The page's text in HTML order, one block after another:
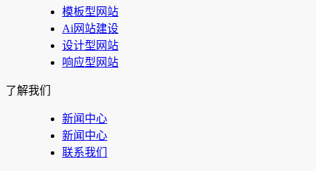
模板型网站
Ai网站建设
设计型网站
响应型网站
了解我们
新闻中心
新闻中心
联系我们